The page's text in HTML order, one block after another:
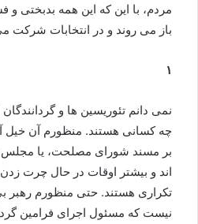
مردم، با این که این همه بدبختی و
باز می روند و در انتخابات شرکت
۱
نمی دانم تئوریسین ها و
چه کسانی هستند. منظورم آن خیل
بر مسند شورای مصلحت، یا مجلس
اند و بیشتر اوقات در حال چرت
تکراری هستند. حتی منظورم رهبر
نیست که مسئول اجرای فرامین